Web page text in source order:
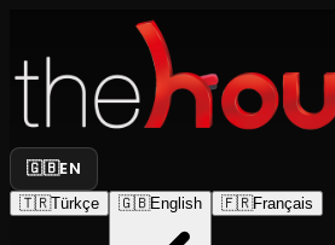
🇬🇧EN
🇹🇷Türkçe 🇬🇧English 🇫🇷Français